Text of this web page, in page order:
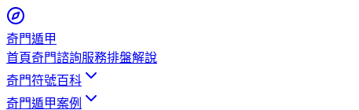
奇門遁甲
首頁奇門諮詢服務排盤解說
奇門符號百科
奇門遁甲案例